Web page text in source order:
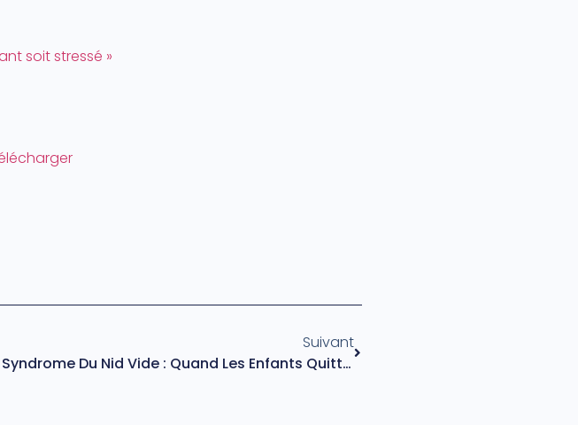
soit stressé »
Suivant
Le Syndrome Du Nid Vide : Quand Les Enfants Quittent Le Domicile Familial